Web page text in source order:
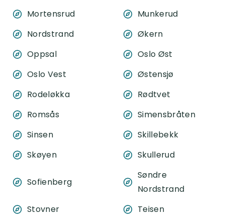
Mortensrud
Munkerud
Nordstrand
Økern
Oppsal
Oslo Øst
Oslo Vest
Østensjø
Rodeløkka
Rødtvet
Romsås
Simensbråten
Sinsen
Skillebekk
Skøyen
Skullerud
Sofienberg
Søndre
Nordstrand
Stovner
Teisen